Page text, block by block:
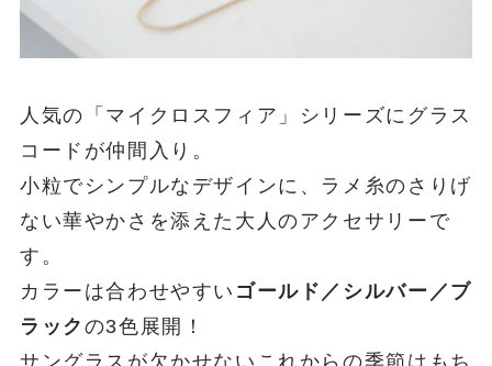
人気の「マイクロスフィア」シリーズにグラス
コードが仲間入り。
小粒でシンプルなデザインに、ラメ糸のさりげ
ない華やかさを添えた大人のアクセサリーで
す。
カラーは合わせやすい ゴールド／シルバー／ブ
ラック の3色展開！
サングラスが欠かせないこれからの季節はもち